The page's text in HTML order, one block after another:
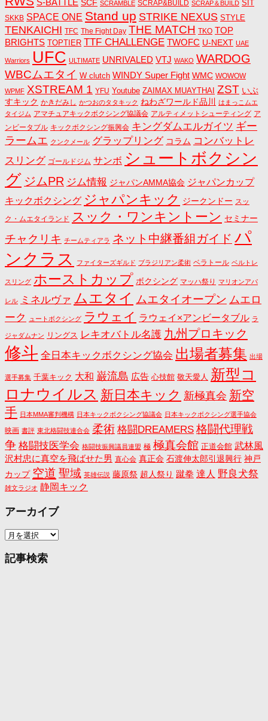
S-BATTLE SCF SCRAMBLE SCRAP&BUILD SCRAP＆BUILD SIT
SKKB SPACE ONE Stand up STRIKE NEXUS STYLE
TENKAICHI TFC The Fight Day THE MATCH TKO TOP
BRIGHTS TOPTIER TTF CHALLENGE TWOFC U-NEXT UAE
Warriors UFC ULTIMATE UNRIVALED VTJ WAKO WARDOG
WBCムエタイ W clutch WINDY Super Fight WMC WOWOW
WPMF XSTREAM 1 YFU Youtube ZAIMAX MUAYTHAI ZST いぶ
すキック かきだみし かつおのタタキック ねわざワールド品川
はまっこムエ
タイジム アマチュアキックボクシング協議会 アルティメットシューティング ア
ンビータブル キックボクシング振興会 キングダムエルガイツ ギー
ラームエ クンクメール グラップリング コラム コンバットレ
スリング ゴールドジム サンボ シュートボクシン
グ ジムPR ジム情報 ジャパンAMMA協会 ジャパンカップ
キックボクシング ジャパンキック ジークンドー スッ
ク・ムエタイランド スック・ワンキントーン セミナー
チャクリキ チームティアラ ネット中継番組ガイド パ
ンクラス
ファイターズギルド ブラジリアン柔術 ベラトール ベルトレ
スリング ホーストカップ ボクシング マッハ祭り マリオンアパ
レル ミネルヴァ ムエタイ ムエタイオープン ムエロ
ーク
ュートボクシング ラウェイ ラウェイ×アンビータブル ラ
ジャダムナン リングス レキオバトル名護 九州プロキック
修斗 全日本キックボクシング協会 出場者募集 出場
選手募集 千葉キック 大和 巌流島 広告 心技館 敬天愛人 新型コ
ロナウイルス 新日本キック 新極真会 新空
手 日本MMA審判機構 日本キックボクシング協議会 日本キックボクシング選手協会
映画 書評 東北格闘技連合会 柔術 格闘DREAMERS 格闘代理戦
争 格闘技医学会 格闘技振興議員連盟 極 極真会館 正道会館 武林風
沢村忠に真空を飛ばせた男 直心会 真正会 石渡伸太郎引退興行 神戸
カップ 空道 聖域 英雄伝説 藤原祭 超人祭り 蹴拳 達人 野良犬祭
雑文ラジオ 静岡キック
アーカイブ
ア
カ
記事検索